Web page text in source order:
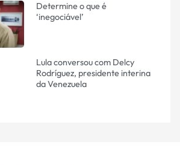
Determine o que é
‘inegociável’
Lula conversou com Delcy
Rodríguez, presidente interina
da Venezuela